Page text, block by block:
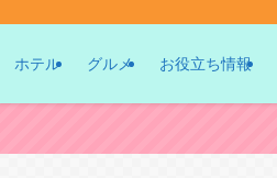
ホテル グルメ お役立ち情報